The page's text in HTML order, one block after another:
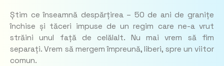
Știm ce înseamnă despărțirea – 50 de ani de granițe
închise și tăceri impuse de un regim care ne-a vrut
străini unul față de celălalt. Nu mai vrem să fim
separați. Vrem să mergem împreună, liberi, spre un viitor
comun.